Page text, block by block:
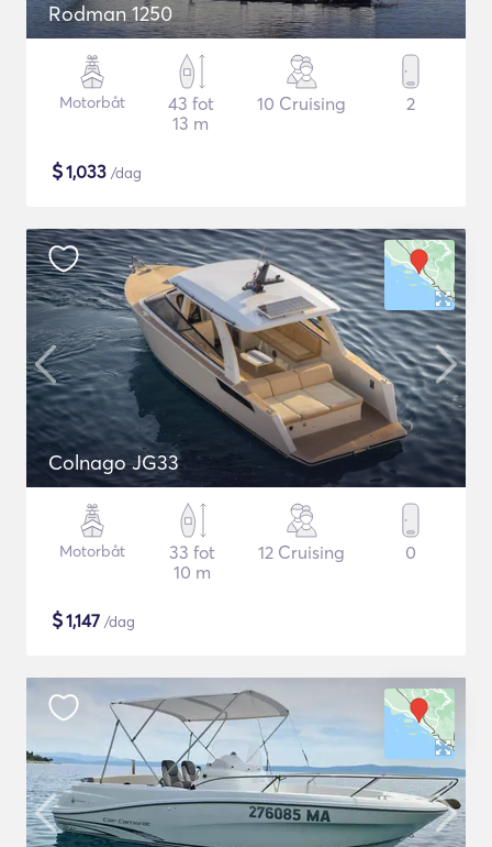
Rodman 1250
Motorbåt
43 fot
13 m
10 Cruising 2
$1,033 /dag
Colnago JG33
Motorbåt
33 fot
10 m
12 Cruising 0
$1,147 /dag